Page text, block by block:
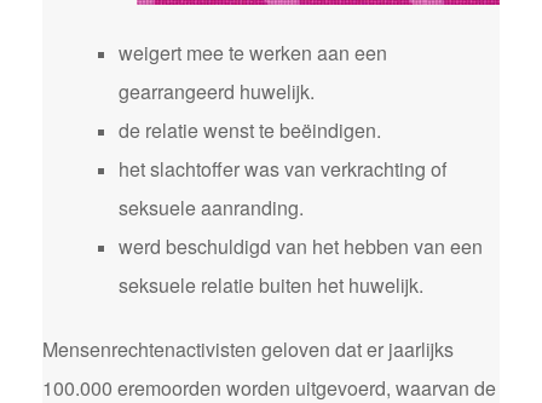
weigert mee te werken aan een
gearrangeerd huwelijk.
de relatie wenst te beëindigen.
het slachtoffer was van verkrachting of
seksuele aanranding.
werd beschuldigd van het hebben van een
seksuele relatie buiten het huwelijk.
Mensenrechtenactivisten geloven dat er jaarlijks
100.000 eremoorden worden uitgevoerd, waarvan de